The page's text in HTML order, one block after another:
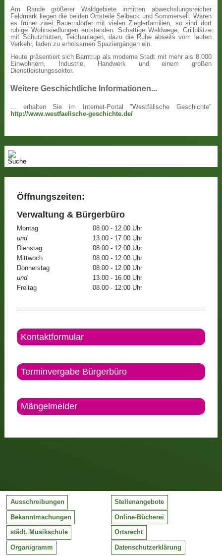
Am Rande größerer Waldgebiete inmitten abwechslungsreicher
Feldmark liegen die beiden Ortsteile Selbeck und Sommersell. Waren
es früher zwei Bauerndörfer mit vielen Zieglerfamilien, so sind dort
ruhige Wohnsiedlungen entstanden. Schattige Waldwege, Grillplätze
mit Schutzhütten, Teichanlagen, dazu die Ruhe abseits vom lauten
Verkehr, laden zu erholsamen Spaziergängen ein.
Heute präsentiert sich Barntrup als moderne Stadt mit mehr als 8.000
Einwohnern, Industrie, Handwerk und einem großen
Dienstleistungssektor.
Weitere Geschichtliche Informationen...
... erhalten Sie im Internet-Portal "Westfälische Geschichte"
http://www.westfaelische-geschichte.de/
Öffnungszeiten:
Verwaltung & Bürgerbüro
Montag
08.00 - 12.00 Uhr
und
13.00 - 17.00 Uhr
Dienstag
08.00 - 12.00 Uhr
Mittwoch
08.00 - 12.00 Uhr
Donnerstag
08.00 - 12.00 Uhr
und
13.00 - 16.00 Uhr
Freitag
08.00 - 12:00 Uhr
Kontaktformular
Terminvergabe Bürgerbüro
Mängelmelder
Ausschreibungen Stellenangebote
Bekanntmachungen Online-Bücherei
städt. Musikschule Ortsrecht
Organigramm Datenschutzerklärung